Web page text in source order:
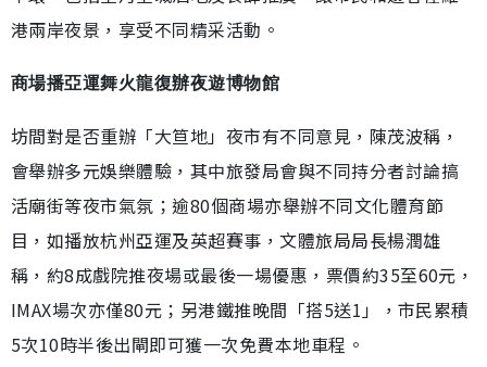
港兩岸夜景，享受不同精采活動。
商場播亞運舞火龍復辦夜遊博物館
坊間對是否重辦「大笪地」夜市有不同意見，陳茂波稱，
會舉辦多元娛樂體驗，其中旅發局會與不同持分者討論搞
活廟街等夜市氣氛；逾80個商場亦舉辦不同文化體育節
目，如播放杭州亞運及英超賽事，文體旅局局長楊潤雄
稱，約8成戲院推夜場或最後一場優惠，票價約35至60元，
IMAX場次亦僅80元；另港鐵推晚間「搭5送1」，市民累積
5次10時半後出閘即可獲一次免費本地車程。